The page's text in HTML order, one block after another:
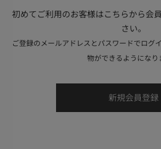
初めてご利用のお客様はこちらから会
さい。
ご登録のメールアドレスとパスワードでログ
物ができるようになり